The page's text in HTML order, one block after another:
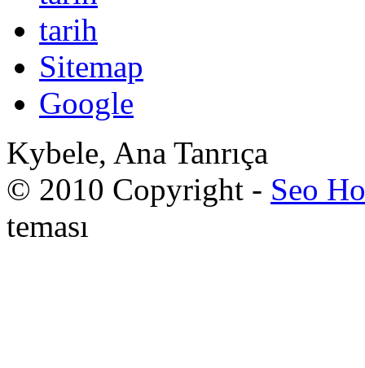
tarih
Sitemap
Google
Kybele, Ana Tanrıça
© 2010 Copyright - Seo
teması